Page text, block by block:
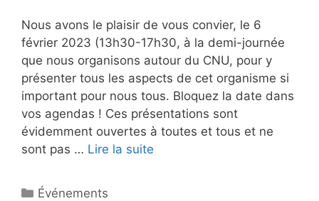
Nous avons le plaisir de vous convier, le 6
février 2023 (13h30-17h30, à la demi-journée
que nous organisons autour du CNU, pour y
présenter tous les aspects de cet organisme si
important pour nous tous. Bloquez la date dans
vos agendas ! Ces présentations sont
évidemment ouvertes à toutes et tous et ne
sont pas … Lire la suite
Catégories
Événements